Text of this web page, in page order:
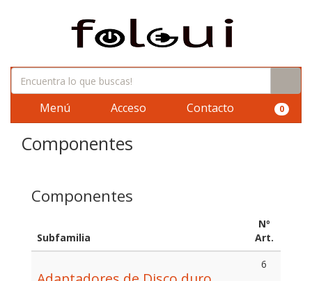
Menú Acceso Contacto 0
Componentes
Componentes
Subfamilia
Nº
Art.
6